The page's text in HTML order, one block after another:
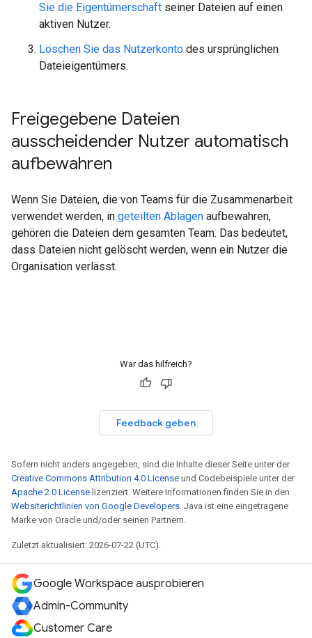
Sie die Eigentümerschaft seiner Dateien auf einen
aktiven Nutzer.
Löschen Sie das Nutzerkonto des ursprünglichen
Dateieigentümers.
Freigegebene Dateien
ausscheidender Nutzer automatisch
aufbewahren
Wenn Sie Dateien, die von Teams für die Zusammenarbeit
verwendet werden, in geteilten Ablagen aufbewahren,
gehören die Dateien dem gesamten Team. Das bedeutet,
dass Dateien nicht gelöscht werden, wenn ein Nutzer die
Organisation verlässt.
War das hilfreich?
Feedback geben
Sofern nicht anders angegeben, sind die Inhalte dieser Seite unter der
Creative Commons Attribution 4.0 License und Codebeispiele unter der
Apache 2.0 License lizenziert. Weitere Informationen finden Sie in den
Websiterichtlinien von Google Developers. Java ist eine eingetragene
Marke von Oracle und/oder seinen Partnern.
Zuletzt aktualisiert: 2026-07-22 (UTC).
Google Workspace ausprobieren
Admin-Community
Customer Care